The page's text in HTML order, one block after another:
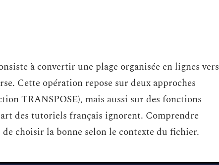
à convertir une plage organisée en lignes vers
Cette opération repose sur deux approches
TRANSPOSE), mais aussi sur des fonctions
des tutoriels français ignorent. Comprendre
choisir la bonne selon le contexte du fichier.